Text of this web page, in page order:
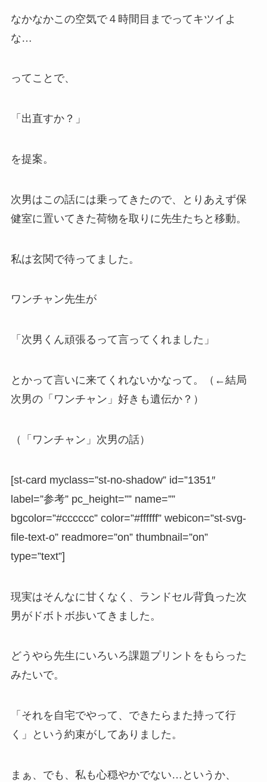
なかなかこの空気で４時間目までってキツイ よ
な…
ってことで、
「出直すか？」
を提案。
次男はこの話には乗ってきたので、とりあえず保
健室に置いてきた荷物を取りに先生たちと移動。
私は玄関で待って ました。
ワンチャン先生が
「次男くん頑張るって言ってくれました」
とかって言いに来てくれないかなって。（←結局
次男の「ワンチャン」好きも遺伝か？）
（「ワンチャン」次男の話）
[st-card myclass=”st-no-shadow” id=”1351″
label=”参考” pc_height=”” name=””
bgcolor=”#cccccc” color=”#ffffff” webicon=”st-svg-
file-text-o” readmore=”on” thumbnail=”on”
type=”text”]
現実はそんなに甘くなく、ランドセル背負った次
男がドボトボ歩いてきました。
どうやら先生にいろいろ課題プリント をもらった
みたいで。
「それを自宅でやって、できたらまた持って行
く」
という約束がしてありました。
まぁ、でも、私も心穏やかでない…というか、